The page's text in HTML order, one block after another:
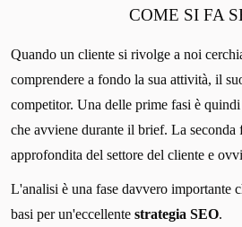
COME SI FA
Quando un cliente si rivolge a noi
comprendere a fondo la sua attività, il
competitor. Una delle prime fasi è
che avviene durante il brief. La seconda
approfondita del settore del cliente e
L'analisi è una fase davvero importante
basi per un'eccellente strategia SEO.